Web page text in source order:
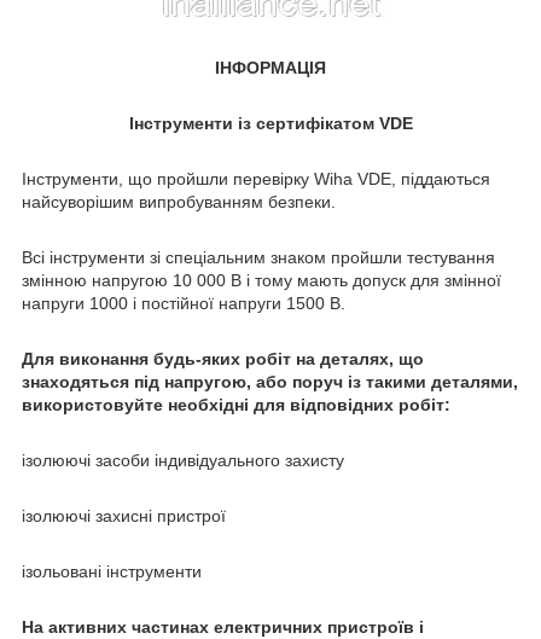
ІНФОРМАЦІЯ
Інструменти із сертифікатом VDE
Інструменти, що пройшли перевірку Wiha VDE, піддаються
найсуворішим випробуванням безпеки.
Всі інструменти зі спеціальним знаком пройшли тестування
змінною напругою 10 000 В і тому мають допуск для змінної
напруги 1000 і постійної напруги 1500 В.
Для виконання будь-яких робіт на деталях, що
знаходяться під напругою, або поруч із такими деталями,
використовуйте необхідні для відповідних робіт:
ізолюючі засоби індивідуального захисту
ізолюючі захисні пристрої
ізольовані інструменти
На активних частинах електричних пристроїв і